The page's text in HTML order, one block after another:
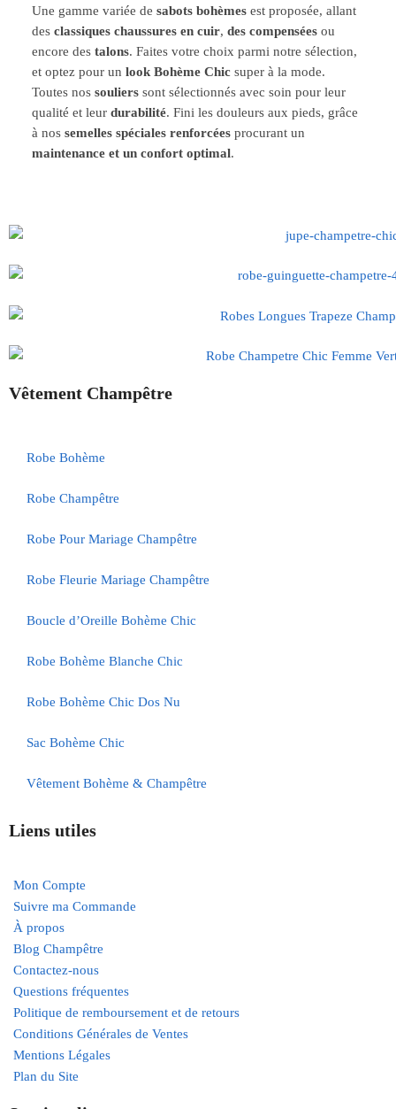
Une gamme variée desabots bohèmes est proposée, allant
desclassiques chaussures en cuir,des compensées ou
encore destalons. Faites votre choix parmi notre sélection,
et optez pour unlook Bohème Chic super à la mode.
Toutes nossouliers sont sélectionnés avec soin pour leur
qualité et leurdurabilité. Fini les douleurs aux pieds, grâce
à nossemelles spéciales renforcées procurant un
maintenance et un confort optimal.
Vêtement Champêtre
Robe Bohème
Robe Champêtre
Robe Pour Mariage Champêtre
Robe Fleurie Mariage Champêtre
Boucle d’Oreille Bohème Chic
Robe Bohème Blanche Chic
Robe Bohème Chic Dos Nu
Sac Bohème Chic
Vêtement Bohème & Champêtre
Liens utiles
Mon Compte
Suivre ma Commande
À propos
Blog Champêtre
Contactez-nous
Questions fréquentes
Politique de remboursement et de retours
Conditions Générales de Ventes
Mentions Légales
Plan du Site